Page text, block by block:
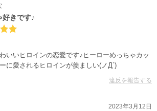
好きです♪
いいヒロインの恋愛です♪ヒーローめっちゃカッ
に愛されるヒロインが羨ましい(ノД`)
違反を報告する
2023年3月12日